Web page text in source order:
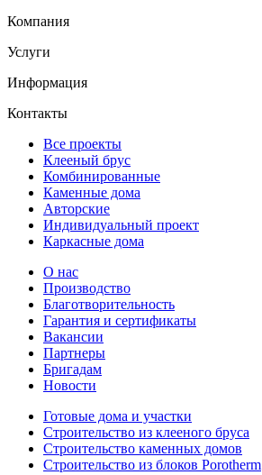
Компания
Услуги
Информация
Контакты
Все проекты
Клееный брус
Комбинированные
Каменные дома
Авторские
Индивидуальный проект
Каркасные дома
О нас
Производство
Благотворительность
Гарантия и сертификаты
Вакансии
Партнеры
Бригадам
Новости
Готовые дома и участки
Строительство из клееного бруса
Строительство каменных домов
Строительство из блоков Porotherm